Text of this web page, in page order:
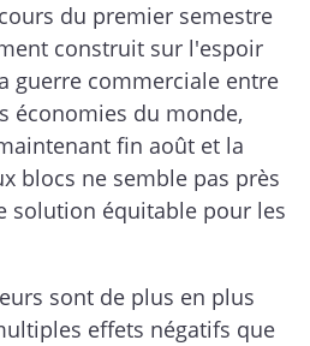
du premier semestre
construit sur l'espoir
guerre commerciale entre
économies du monde,
fin août et la
blocs ne semble pas près
solution équitable pour les
sont de plus en plus
effets négatifs que